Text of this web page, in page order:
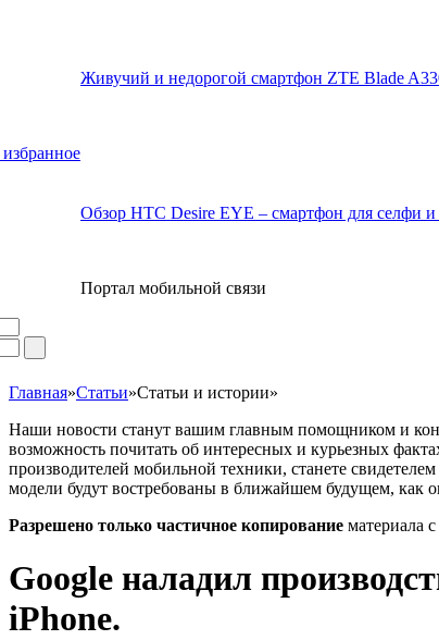
Живучий и недорогой смартфон ZTE Blade
Обзор HTC Desire EYE – смартфон для селфи и
Портал мобильной связи
Главная»Статьи»Статьи и истории»
Наши новости станут вашим главным помощником и
возможность почитать об интересных и курьезных
производителей мобильной техники, станете
модели будут востребованы в ближайшем будущем, как
Разрешено только частичное копирование материала
Google наладил
iPhone.